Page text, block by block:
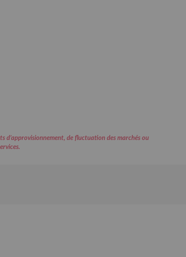
d’approvisionnement, de fluctuation des marchés ou